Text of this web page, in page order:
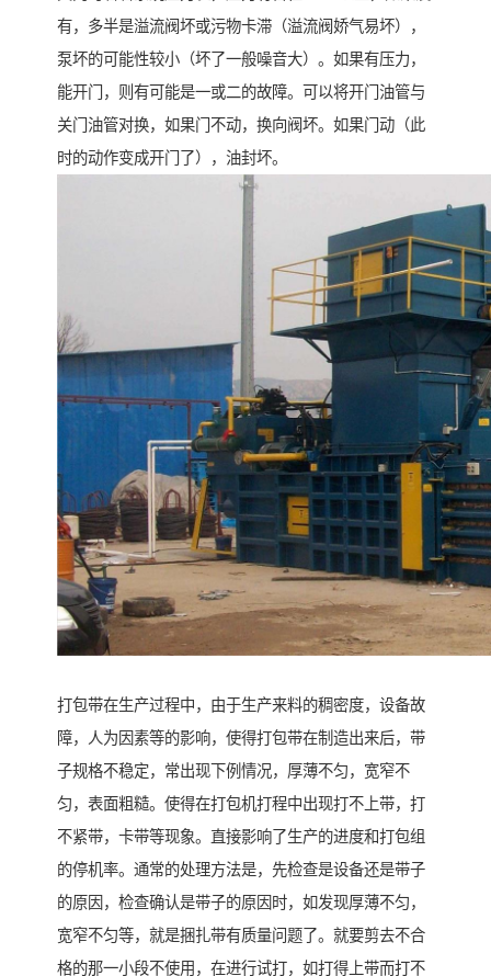
有，多半是溢流阀坏或污物卡滞（溢流阀娇气易坏），
泵坏的可能性较小（坏了一般噪音大）。如果有压力，
能开门，则有可能是一或二的故障。可以将开门油管与
关门油管对换，如果门不动，换向阀坏。如果门动（此
时的动作变成开门了），油封坏。
打包带在生产过程中，由于生产来料的稠密度，设备故
障，人为因素等的影响，使得打包带在制造出来后，带
子规格不稳定，常出现下例情况，厚薄不匀，宽窄不
匀，表面粗糙。使得在打包机打程中出现打不上带，打
不紧带，卡带等现象。直接影响了生产的进度和打包组
的停机率。通常的处理方法是，先检查是设备还是带子
的原因，检查确认是带子的原因时，如发现厚薄不匀，
宽窄不匀等，就是捆扎带有质量问题了。就要剪去不合
格的那一小段不使用，在进行试打，如打得上带而打不